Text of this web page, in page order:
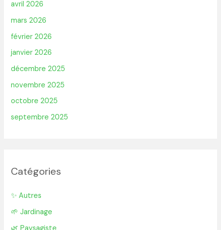
avril 2026
mars 2026
février 2026
janvier 2026
décembre 2025
novembre 2025
octobre 2025
septembre 2025
Catégories
✨ Autres
🌱 Jardinage
🌿 Paysagiste